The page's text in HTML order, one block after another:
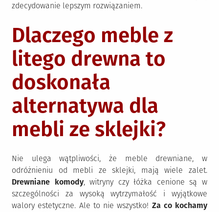
zdecydowanie lepszym rozwiązaniem.
Dlaczego meble z
litego drewna to
doskonała
alternatywa dla
mebli ze sklejki?
Nie ulega wątpliwości, że meble drewniane, w
odróżnieniu od mebli ze sklejki, mają wiele zalet.
Drewniane komody, witryny czy łóżka cenione są w
szczególności za wysoką wytrzymałość i wyjątkowe
walory estetyczne. Ale to nie wszystko! Za co kochamy